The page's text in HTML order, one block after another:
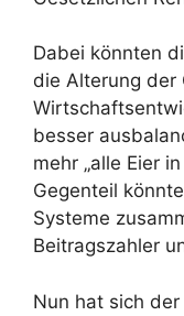
Dabei könnten
die Alterung der
besser
mehr „alle Eier
Gegenteil
Systeme
Beitragszahler
Nun hat sich